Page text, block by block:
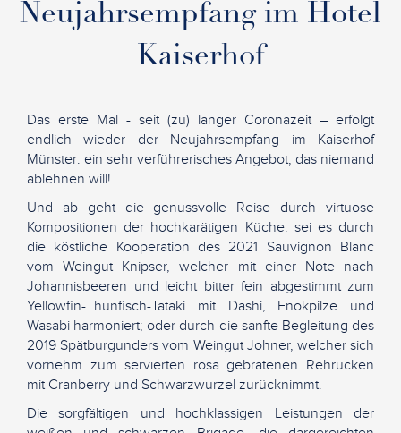
Neujahrsempfang im Hotel
Kaiserhof
Das erste Mal - seit (zu) langer Coronazeit – erfolgt
endlich wieder der Neujahrsempfang im Kaiserhof
Münster: ein sehr verführerisches Angebot, das niemand
ablehnen will!
Und ab geht die genussvolle Reise durch virtuose
Kompositionen der hochkarätigen Küche: sei es durch
die köstliche Kooperation des 2021 Sauvignon Blanc
vom Weingut Knipser, welcher mit einer Note nach
Johannisbeeren und leicht bitter fein abgestimmt zum
Yellowfin-Thunfisch-Tataki mit Dashi, Enokpilze und
Wasabi harmoniert; oder durch die sanfte Begleitung des
2019 Spätburgunders vom Weingut Johner, welcher sich
vornehm zum servierten rosa gebratenen Rehrücken
mit Cranberry und Schwarzwurzel zurücknimmt.
Die sorgfältigen und hochklassigen Leistungen der